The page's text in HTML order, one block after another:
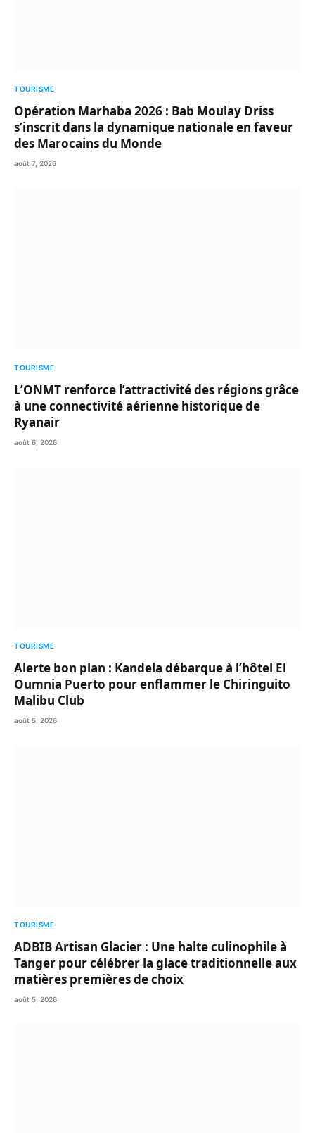
TOURISME
Opération Marhaba 2026 : Bab Moulay Driss
s’inscrit dans la dynamique nationale en faveur
des Marocains du Monde
août 7, 2026
TOURISME
L’ONMT renforce l’attractivité des régions grâce
à une connectivité aérienne historique de
Ryanair
août 6, 2026
TOURISME
Alerte bon plan : Kandela débarque à l’hôtel El
Oumnia Puerto pour enflammer le Chiringuito
Malibu Club
août 5, 2026
TOURISME
ADBIB Artisan Glacier : Une halte culinophile à
Tanger pour célébrer la glace traditionnelle aux
matières premières de choix
août 5, 2026